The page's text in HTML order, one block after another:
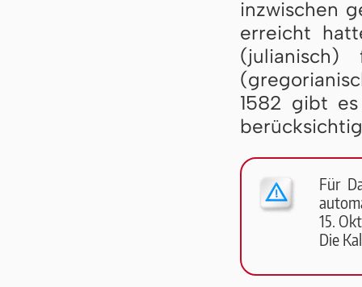
inzwischen
erreicht
1582 gibt
Für
15.
Die